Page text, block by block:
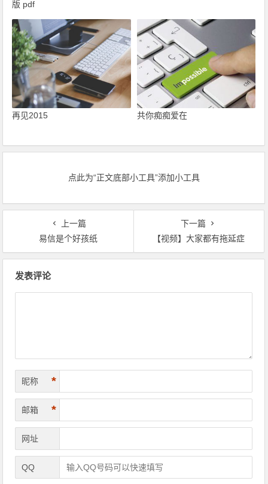
版 pdf
再见2015 共你痴痴爱在
点此为“正文底部小工具”添加小工具
上一篇
易信是个好孩纸
下一篇
【视频】大家都有拖延症
发表评论
昵称 *
邮箱 *
网址
QQ